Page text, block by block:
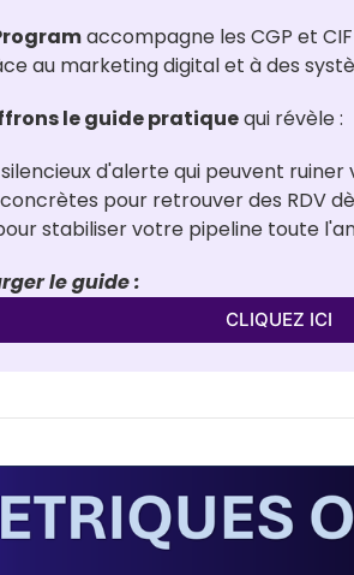
accompagne les CGP et
au marketing digital et à des
le guide pratique qui révèle :
silencieux d'alerte qui peuvent
pour retrouver des RDV
stabiliser votre pipeline toute
le guide :
CLIQUEZ ICI